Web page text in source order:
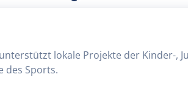
lokale Projekte der Kinder-,
des Sports.